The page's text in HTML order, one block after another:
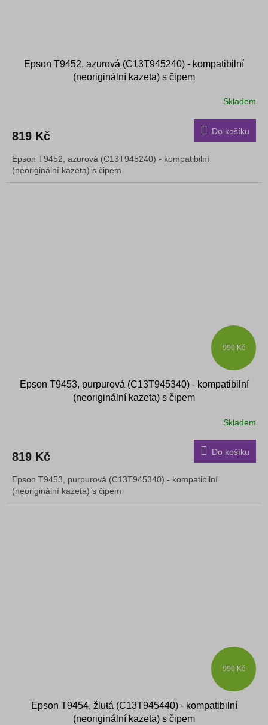
Epson T9452, azurová (C13T945240) - kompatibilní
(neoriginální kazeta) s čipem
Skladem
819 Kč Do košíku
Epson T9452, azurová (C13T945240) - kompatibilní
(neoriginální kazeta) s čipem
990 Kč
Epson T9453, purpurová (C13T945340) - kompatibilní
(neoriginální kazeta) s čipem
Skladem
819 Kč Do košíku
Epson T9453, purpurová (C13T945340) - kompatibilní
(neoriginální kazeta) s čipem
990 Kč
Epson T9454, žlutá (C13T945440) - kompatibilní
(neoriginální kazeta) s čipem